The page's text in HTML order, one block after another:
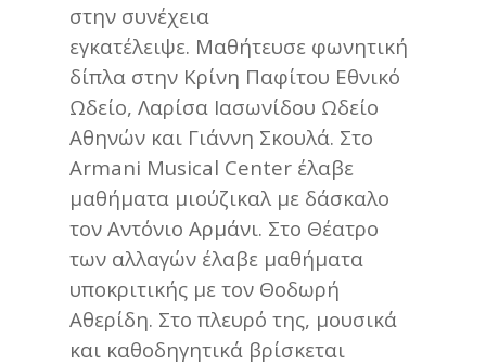
στην συνέχεια
εγκατέλειψε. Μαθήτευσε φωνητική
δίπλα στην Κρίνη Παφίτου Εθνικό
Ωδείο, Λαρίσα Ιασωνίδου Ωδείο
Αθηνών και Γιάννη Σκουλά. Στο
Armani Musical Center έλαβε
μαθήματα μιούζικαλ με δάσκαλο
τον Αντόνιο Αρμάνι. Στο Θέατρο
των αλλαγών έλαβε μαθήματα
υποκριτικής με τον Θοδωρή
Αθερίδη. Στο πλευρό της, μουσικά
και καθοδηγητικά βρίσκεται